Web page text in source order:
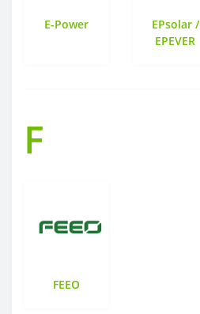
E-Power
EPsolar /
EPEVER
F
FEEO